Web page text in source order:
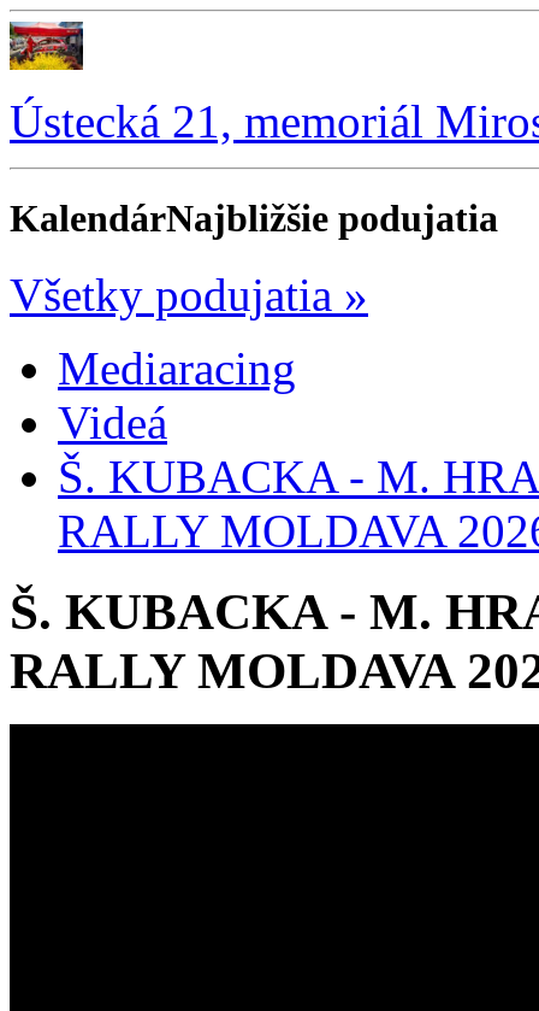
Ústecká 21, memoriál
KalendárNajbližšie podujatia
Všetky podujatia »
Mediaracing
Videá
Š. KUBACKA - M.
RALLY MOLDAVA
Š. KUBACKA - M.
RALLY MOLDAVA